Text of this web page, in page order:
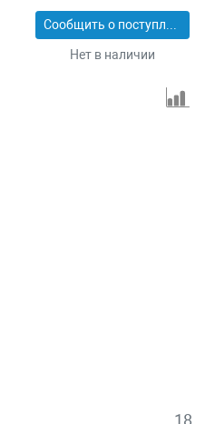
Сообщить о поступлении
Нет в наличии
18